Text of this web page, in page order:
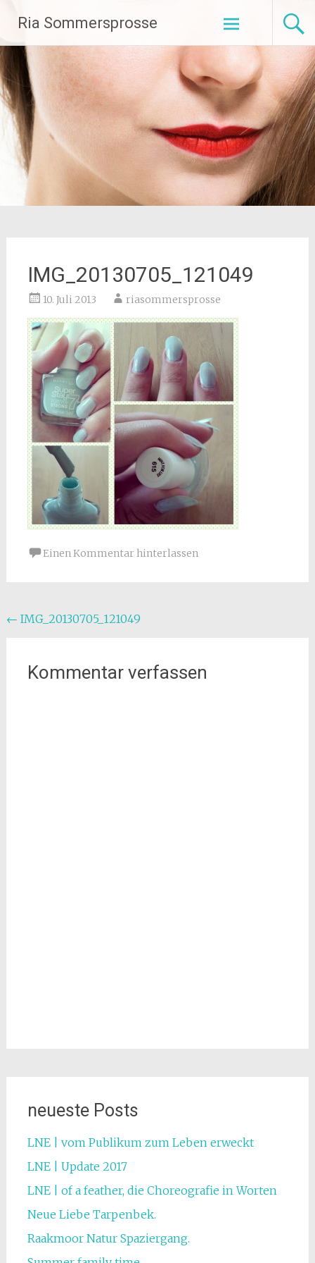
Inhalt
springen
Ria Sommersprosse
IMG_20130705_121049
10. Juli 2013 riasommersprosse
Einen Kommentar hinterlassen
Beitragsnavigation
← IMG_20130705_121049
Kommentar verfassen
neueste Posts
LNE | vom Publikum zum Leben erweckt
LNE | Update 2017
LNE | of a feather, die Choreografie in Worten
Neue Liebe Tarpenbek.
Raakmoor Natur Spaziergang.